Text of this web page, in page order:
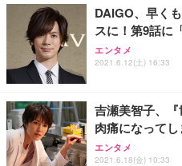
務用 おしゃれ パ
ANDWINT オフィ
ッシュ 通気性 ラ
ス圧無段階昇降
【MiniLED/
HOOTER
グモニター QD
アイリスオーヤマ
ュラー 200枚入【
DAIGO、早く
スに！第9話に
エンタメ
2021.6.12(土) 16:33
吉瀬美智子、
肉痛になってし
エンタメ
2021.6.18(金) 10:33